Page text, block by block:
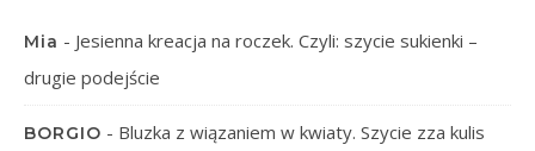
Mia - Jesienna kreacja na roczek. Czyli: szycie sukienki –
drugie podejście
BORGIO - Bluzka z wiązaniem w kwiaty. Szycie zza kulis